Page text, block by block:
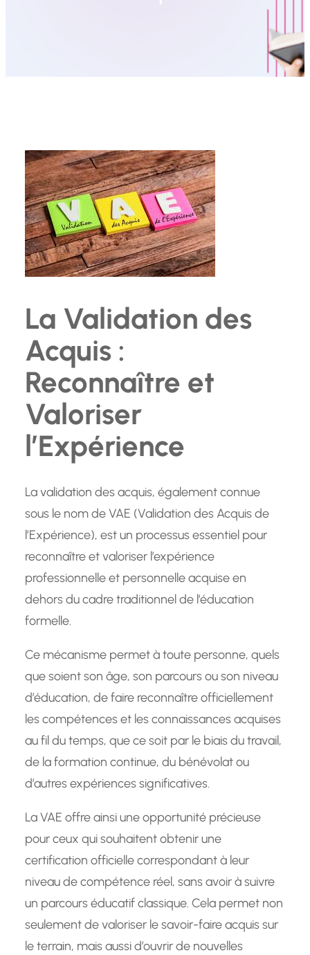
La Validation des
Acquis :
Reconnaître et
Valoriser
l’Expérience
La validation des acquis, également connue
sous le nom de VAE (Validation des Acquis de
l’Expérience), est un processus essentiel pour
reconnaître et valoriser l’expérience
professionnelle et personnelle acquise en
dehors du cadre traditionnel de l’éducation
formelle.
Ce mécanisme permet à toute personne, quels
que soient son âge, son parcours ou son niveau
d’éducation, de faire reconnaître officiellement
les compétences et les connaissances acquises
au fil du temps, que ce soit par le biais du travail,
de la formation continue, du bénévolat ou
d’autres expériences significatives.
La VAE offre ainsi une opportunité précieuse
pour ceux qui souhaitent obtenir une
certification officielle correspondant à leur
niveau de compétence réel, sans avoir à suivre
un parcours éducatif classique. Cela permet non
seulement de valoriser le savoir-faire acquis sur
le terrain, mais aussi d’ouvrir de nouvelles